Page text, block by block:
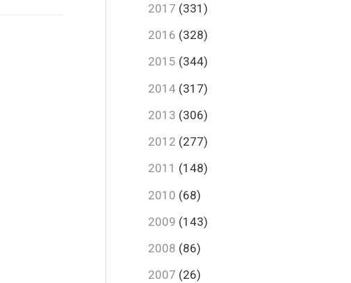
2017 (331)
2016 (328)
2015 (344)
2014 (317)
2013 (306)
2012 (277)
2011 (148)
2010 (68)
2009 (143)
2008 (86)
2007 (26)